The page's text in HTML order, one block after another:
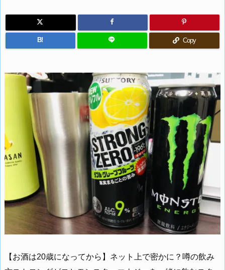
B! Copy
【お酒は20歳になってから】ネット上で密かに？噂の飲み